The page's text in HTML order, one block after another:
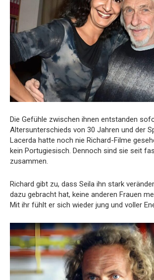
Die Gefühle zwischen ihnen entstanden
Altersunterschieds von 30 Jahren und der
Lacerda hatte noch nie Richard-Filme
kein Portugiesisch. Dennoch sind sie seit
zusammen.
Richard gibt zu, dass Seila ihn stark
dazu gebracht hat, keine anderen Frauen
Mit ihr fühlt er sich wieder jung und voller